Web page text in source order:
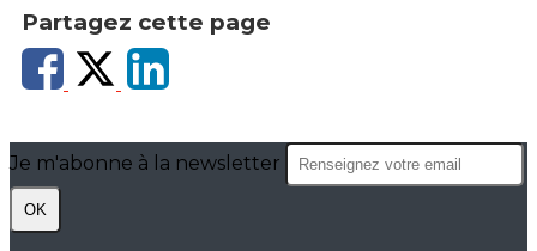
Partagez cette page
Je m'abonne à la newsletter
OK